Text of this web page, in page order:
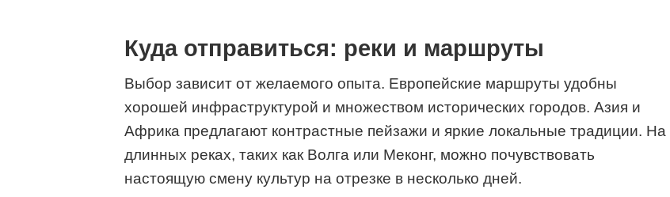
Куда отправиться: реки и маршруты
Выбор зависит от желаемого опыта. Европейские маршруты удобны
хорошей инфраструктурой и множеством исторических городов. Азия и
Африка предлагают контрастные пейзажи и яркие локальные традиции. На
длинных реках, таких как Волга или Меконг, можно почувствовать
настоящую смену культур на отрезке в несколько дней.